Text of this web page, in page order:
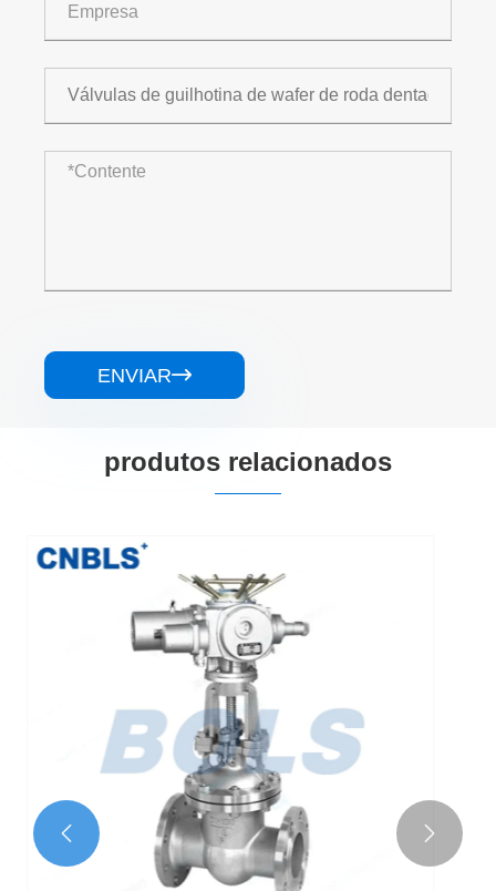
ENVIAR
produtos relacionados
Válvulas de gaveta flangeadas de aço
inoxidável
 